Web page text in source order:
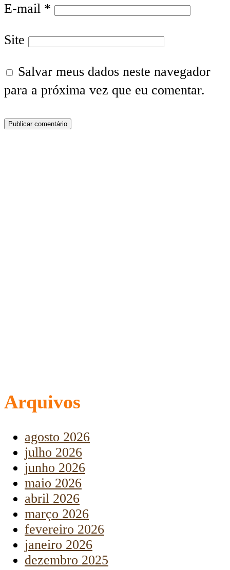
E-mail *
Site
Salvar meus dados neste navegador
para a próxima vez que eu comentar.
Arquivos
agosto 2026
julho 2026
junho 2026
maio 2026
abril 2026
março 2026
fevereiro 2026
janeiro 2026
dezembro 2025